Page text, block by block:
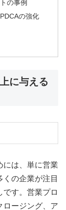
の事例
の強化
に与える
には、単に営業
の企業が注目
です。営業プロ
ロージング、ア